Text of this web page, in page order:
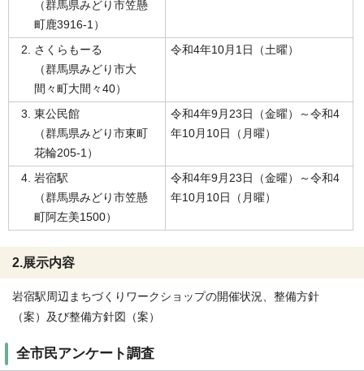
（群馬県みどり市笠懸
町鹿3916-1）
さくらもーる
（群馬県みどり市大
間々町大間々40）
令和4年10月1日（土曜）
東公民館
（群馬県みどり市東町
花輪205-1）
令和4年9月23日（金曜）～令和4
年10月10日（月曜）
岩宿駅
（群馬県みどり市笠懸
町阿左美1500）
令和4年9月23日（金曜）～令和4
年10月10日（月曜）
2.展示内容
岩宿駅周辺まちづくりワークショップの開催状況、整備方針
（案）及び整備方針図（案）
全市民アンケート調査